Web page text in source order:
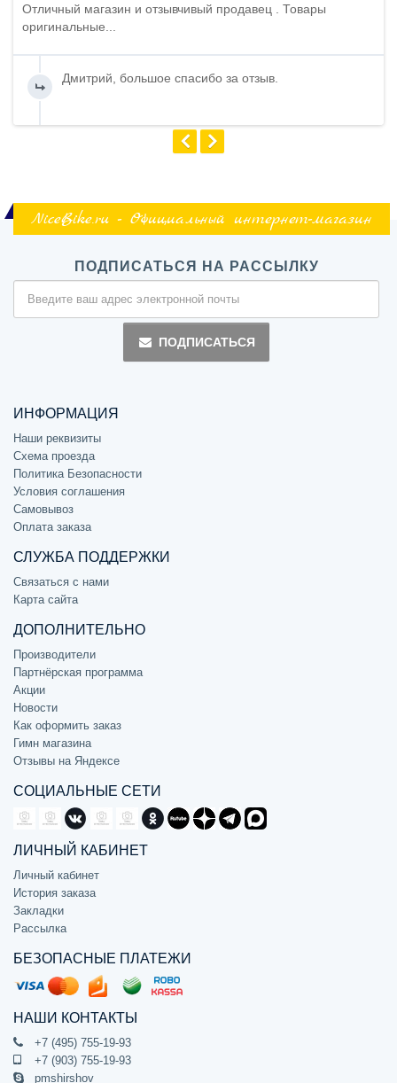
Отличный магазин и отзывчивый продавец . Товары
оригинальные...
Дмитрий, большое спасибо за отзыв.
NiceBike.ru - Официальный интернет-магазин
ПОДПИСАТЬСЯ НА РАССЫЛКУ
ПОДПИСАТЬСЯ
ИНФОРМАЦИЯ
Наши реквизиты
Схема проезда
Политика Безопасности
Условия соглашения
Самовывоз
Оплата заказа
СЛУЖБА ПОДДЕРЖКИ
Связаться с нами
Карта сайта
ДОПОЛНИТЕЛЬНО
Производители
Партнёрская программа
Акции
Новости
Как оформить заказ
Гимн магазина
Отзывы на Яндексе
СОЦИАЛЬНЫЕ СЕТИ
ЛИЧНЫЙ КАБИНЕТ
Личный кабинет
История заказа
Закладки
Рассылка
БЕЗОПАСНЫЕ ПЛАТЕЖИ
НАШИ КОНТАКТЫ
+7 (495) 755-19-93
+7 (903) 755-19-93
pmshirshov